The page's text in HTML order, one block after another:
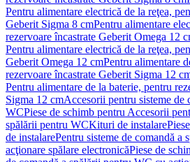
Pentru alimentare electrică de la reţea,
Geberit Sigma 8 cmPentru alimentare
rezervoare încastrate Geberit Omega 12
Pentru alimentare electrică de la reţea,
Geberit Omega 12 cmPentru alimentare
rezervoare încastrate Geberit Sigma 12
Pentru alimentare de la baterie, pentru
Sigma 12 cmAccesorii pentru sisteme de
WCPiese de schimb pentru Accesorii
spălării pentru WCKituri de instalare
de instalarePentru sisteme de comandă a
acţionare spălare electronicăPiese de